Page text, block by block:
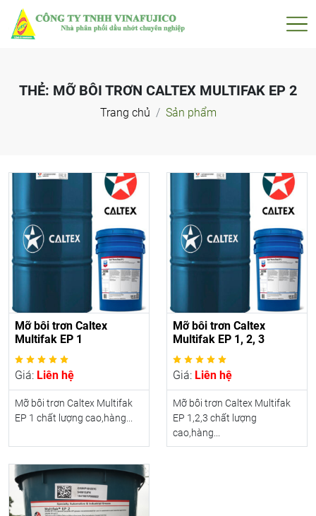
THẺ: MỠ BÔI TRƠN CALTEX MULTIFAK EP 2
Trang chủ Sản phẩm
Mỡ bôi trơn Caltex
Multifak EP 1
Giá: Liên hệ
Mỡ bôi trơn Caltex Multifak
EP 1 chất lượng cao,hàng...
Mỡ bôi trơn Caltex
Multifak EP 1, 2, 3
Giá: Liên hệ
Mỡ bôi trơn Caltex Multifak
EP 1,2,3 chất lượng
cao,hàng...